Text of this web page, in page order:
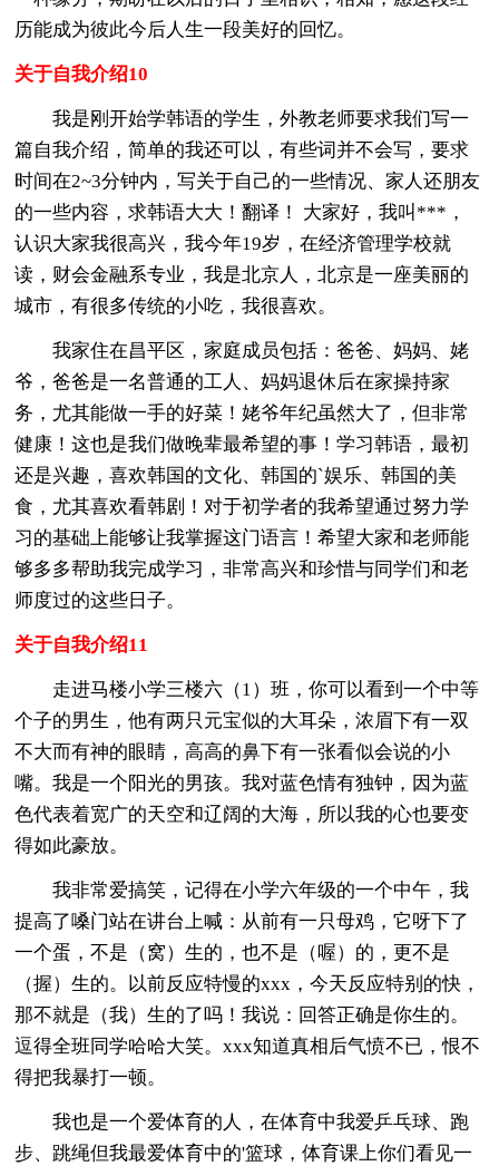
历能成为彼此今后人生一段美好的回忆。
关于自我介绍10
我是刚开始学韩语的学生，外教老师要求我们写一
篇自我介绍，简单的我还可以，有些词并不会写，要求
时间在2~3分钟内，写关于自己的一些情况、家人还朋友
的一些内容，求韩语大大！翻译！ 大家好，我叫***，
认识大家我很高兴，我今年19岁，在经济管理学校就
读，财会金融系专业，我是北京人，北京是一座美丽的
城市，有很多传统的小吃，我很喜欢。
我家住在昌平区，家庭成员包括：爸爸、妈妈、姥
爷，爸爸是一名普通的工人、妈妈退休后在家操持家
务，尤其能做一手的好菜！姥爷年纪虽然大了，但非常
健康！这也是我们做晚辈最希望的事！学习韩语，最初
还是兴趣，喜欢韩国的文化、韩国的`娱乐、韩国的美
食，尤其喜欢看韩剧！对于初学者的我希望通过努力学
习的基础上能够让我掌握这门语言！希望大家和老师能
够多多帮助我完成学习，非常高兴和珍惜与同学们和老
师度过的这些日子。
关于自我介绍11
走进马楼小学三楼六（1）班，你可以看到一个中等
个子的男生，他有两只元宝似的大耳朵，浓眉下有一双
不大而有神的眼睛，高高的鼻下有一张看似会说的小
嘴。我是一个阳光的男孩。我对蓝色情有独钟，因为蓝
色代表着宽广的天空和辽阔的大海，所以我的心也要变
得如此豪放。
我非常爱搞笑，记得在小学六年级的一个中午，我
提高了嗓门站在讲台上喊：从前有一只母鸡，它呀下了
一个蛋，不是（窝）生的，也不是（喔）的，更不是
（握）生的。以前反应特慢的xxx，今天反应特别的快，
那不就是（我）生的了吗！我说：回答正确是你生的。
逗得全班同学哈哈大笑。xxx知道真相后气愤不已，恨不
得把我暴打一顿。
我也是一个爱体育的人，在体育中我爱乒乓球、跑
步、跳绳但我最爱体育中的'篮球，体育课上你们看见一